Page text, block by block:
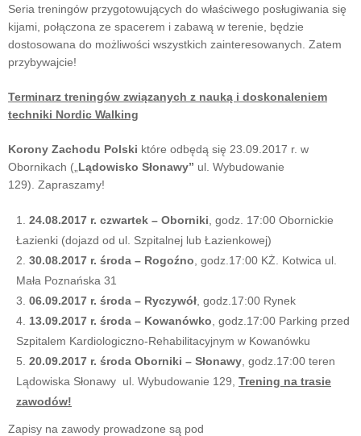
Seria treningów przygotowujących do właściwego posługiwania się
kijami, połączona ze spacerem i zabawą w terenie, będzie
dostosowana do możliwości wszystkich zainteresowanych. Zatem
przybywajcie!
Terminarz treningów związanych z nauką i doskonaleniem
techniki Nordic Walking
Korony Zachodu Polski które odbędą się 23.09.2017 r. w
Obornikach („ Lądowisko Słonawy” ul. Wybudowanie
129). Zapraszamy!
24.08.2017 r. czwartek – Oborniki , godz. 17:00 Obornickie
Łazienki (dojazd od ul. Szpitalnej lub Łazienkowej)
30.08.2017 r. środa – Rogoźno , godz.17:00 KŻ. Kotwica ul.
Mała Poznańska 31
06.09.2017 r. środa – Ryczywół , godz.17:00 Rynek
13.09.2017 r. środa – Kowanówko , godz.17:00 Parking przed
Szpitalem Kardiologiczno-Rehabilitacyjnym w Kowanówku
20.09.2017 r. środa Oborniki – Słonawy , godz.17:00 teren
Lądowiska Słonawy ul. Wybudowanie 129, Trening na trasie
zawodów!
Zapisy na zawody prowadzone są pod